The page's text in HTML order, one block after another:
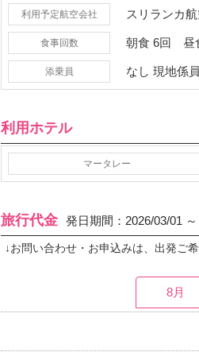
利用予定航空会社 スリランカ
食事回数 朝食 6回 昼
添乗員 なし 現地係員
利用ホテル
マータレー
旅行代金 発日期間：2026/03/01
↓お問い合わせ・お申込みは、出発ご
8月